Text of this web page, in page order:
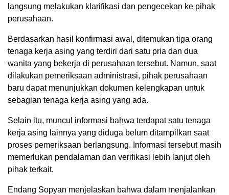
langsung melakukan klarifikasi dan pengecekan ke pihak
perusahaan.
Berdasarkan hasil konfirmasi awal, ditemukan tiga orang
tenaga kerja asing yang terdiri dari satu pria dan dua
wanita yang bekerja di perusahaan tersebut. Namun, saat
dilakukan pemeriksaan administrasi, pihak perusahaan
baru dapat menunjukkan dokumen kelengkapan untuk
sebagian tenaga kerja asing yang ada.
Selain itu, muncul informasi bahwa terdapat satu tenaga
kerja asing lainnya yang diduga belum ditampilkan saat
proses pemeriksaan berlangsung. Informasi tersebut masih
memerlukan pendalaman dan verifikasi lebih lanjut oleh
pihak terkait.
Endang Sopyan menjelaskan bahwa dalam menjalankan